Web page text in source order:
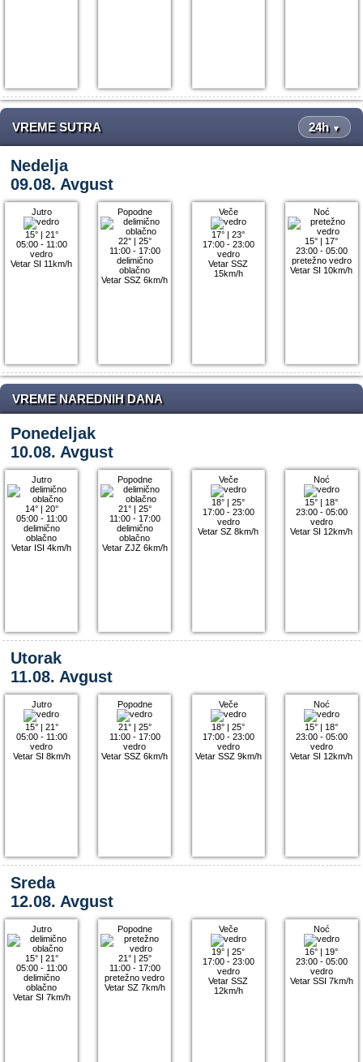
VREME SUTRA 24h ▼
Nedelja
09.08. Avgust
Jutro
15°| 21°
05:00 - 11:00
vedro
Vetar SI 11km/h
Popodne
22°| 25°
11:00 - 17:00
delimično
oblačno
Vetar SSZ 6km/h
Veče
17° |23°
17:00 - 23:00
vedro
Vetar SSZ
15km/h
Noć
15° | 17°
23:00 - 05:00
pretežno vedro
Vetar SI 10km/h
VREME NAREDNIH DANA
Ponedeljak
10.08. Avgust
Jutro
14°| 20°
05:00 - 11:00
delimično
oblačno
Vetar ISI 4km/h
Popodne
21°| 25°
11:00 - 17:00
delimično
oblačno
Vetar ZJZ 6km/h
Veče
18° |25°
17:00 - 23:00
vedro
Vetar SZ 8km/h
Noć
15° | 18°
23:00 - 05:00
vedro
Vetar SI 12km/h
Utorak
11.08. Avgust
Jutro
15°| 21°
05:00 - 11:00
vedro
Vetar SI 8km/h
Popodne
21°| 25°
11:00 - 17:00
vedro
Vetar SSZ 6km/h
Veče
18° |25°
17:00 - 23:00
vedro
Vetar SSZ 9km/h
Noć
15° | 18°
23:00 - 05:00
vedro
Vetar SI 12km/h
Sreda
12.08. Avgust
Jutro
15°| 21°
05:00 - 11:00
delimično
oblačno
Vetar SI 7km/h
Popodne
21°| 25°
11:00 - 17:00
pretežno vedro
Vetar SZ 7km/h
Veče
19° |25°
17:00 - 23:00
vedro
Vetar SSZ
12km/h
Noć
16° | 19°
23:00 - 05:00
vedro
Vetar SSI 7km/h